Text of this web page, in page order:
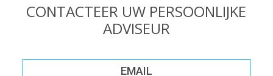
CONTACTEER UW PERSOONLIJKE
ADVISEUR
EMAIL